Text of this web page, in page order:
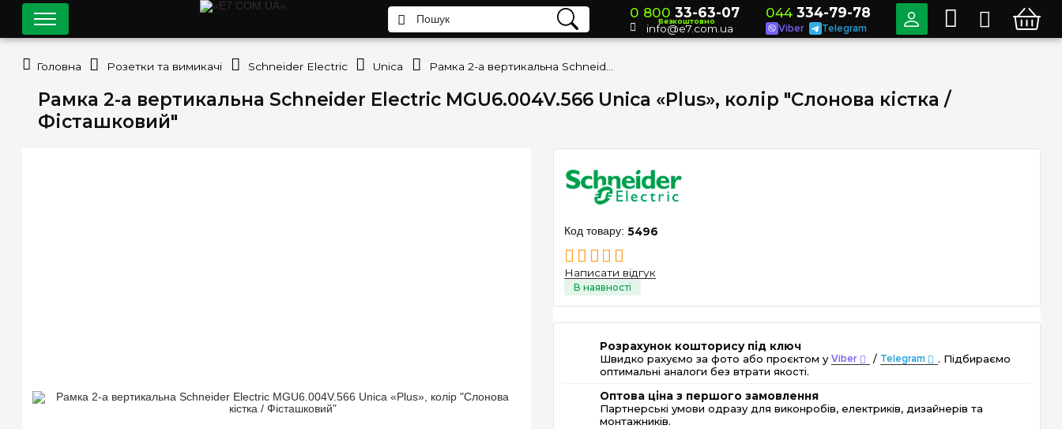
Рамка 2-а вертикальна Schneider Electric MGU6.004V.566 Unica «Plus», колір "Слонова кістка /
Фісташковий"
5496
Написати відгук
Розрахунок кошторису під ключ
Швидко рахуємо за фото або проєктом уViber / Telegram
. Підбираємо
оптимальні аналоги без втрати якості.
Оптова ціна з першого замовлення
Партнерські умови одразу для виконробів, електриків, дизайнерів та
монтажників.
0 800 33-63-07
Безкоштовно
info@e7.com.ua
044 334-79-78
Viber Telegram
Головна Розетки та вимикачі Schneider Electric Unica